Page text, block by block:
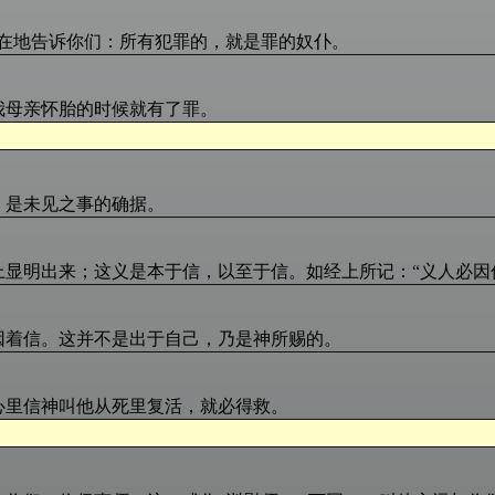
地告诉你们：所有犯罪的，就是罪的奴仆。
亲怀胎的时候就有了罪。
未见之事的确据。
明出来；这义是本于信，以至于信。如经上所记：“义人必因
信。这并不是出于自己，乃是神所赐的。
信神叫他从死里复活，就必得救。